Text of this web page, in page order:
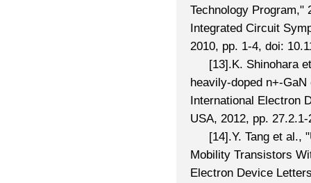
Technology Program,"
Integrated Circuit
2010, pp. 1-4, doi:
[13].K. Shinohara
heavily-doped n+-
International Electron
USA, 2012, pp.
[14].Y. Tang et al.,
Mobility Transistors
Electron Device